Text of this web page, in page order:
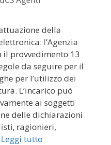
della
l’Agenzia
provvedimento 13
da seguire per il
per l’utilizzo dei
L’incarico può
ai soggetti
delle dichiarazioni
ragionieri,
Leggi tutto